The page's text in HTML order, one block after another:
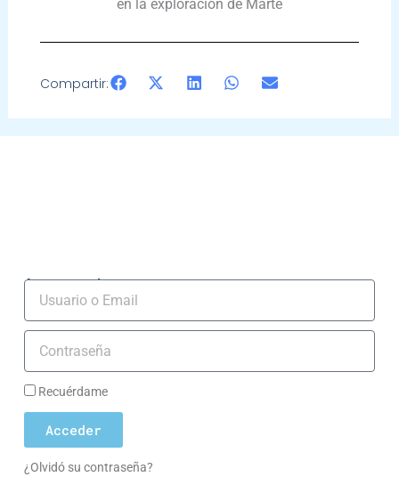
en la exploración de Marte
Compartir:
Acceso socios
Recuérdame
Acceder
¿Olvidó su contraseña?